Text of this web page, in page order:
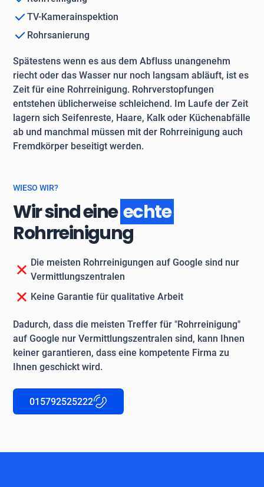
TV-Kamerainspektion
Rohrsanierung
Spätestens wenn es aus dem Abfluss unangenehm
riecht oder das Wasser nur noch langsam abläuft, ist es
Zeit für eine Rohrreinigung. Rohrverstopfungen
entstehen üblicherweise schleichend. Im Laufe der Zeit
lagern sich Seifenreste, Haare, Kalk oder Küchenabfälle
ab und manchmal müssen mit der Rohrreinigung auch
Fremdkörper beseitigt werden.
WIESO WIR?
Wir sind eineechte
Rohrreinigung
Die meisten Rohrreinigungen auf Google sind nur
Vermittlungszentralen
Keine Garantie für qualitative Arbeit
Dadurch, dass die meisten Treffer für "Rohrreinigung"
auf Google nur Vermittlungszentralen sind, kann Ihnen
keiner garantieren, dass eine kompetente Firma zu
Ihnen geschickt wird.
015792525222